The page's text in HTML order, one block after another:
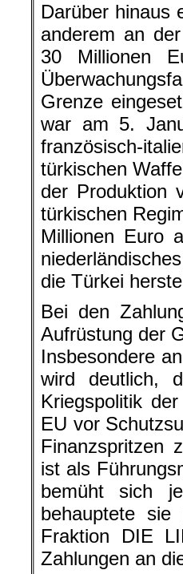
Darüber hinaus
anderem an
30 Millionen
Grenze
war am 5.
französisch-
türkischen
der Produktion
türkischen
Millionen Euro
die Türkei
Bei den
Aufrüstung der
Insbesondere
wird deutlich,
Kriegspolitik
EU vor
Finanzspritzen
ist als
bemüht sich
behauptete
Fraktion DIE
Zahlungen an